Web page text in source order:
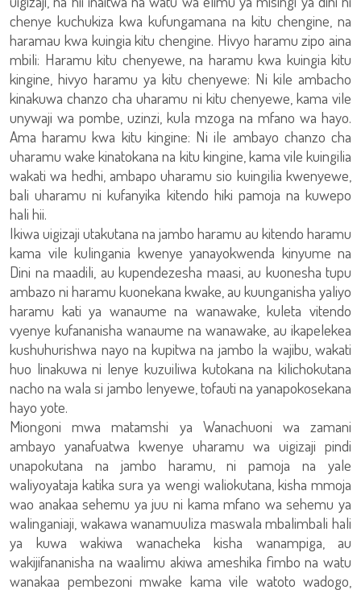
chenye kuchukiza kwa kufungamana na kitu chengine, na
haramau kwa kuingia kitu chengine. Hivyo haramu zipo aina
mbili: Haramu kitu chenyewe, na haramu kwa kuingia kitu
kingine, hivyo haramu ya kitu chenyewe: Ni kile ambacho
kinakuwa chanzo cha uharamu ni kitu chenyewe, kama vile
unywaji wa pombe, uzinzi, kula mzoga na mfano wa hayo.
Ama haramu kwa kitu kingine: Ni ile ambayo chanzo cha
uharamu wake kinatokana na kitu kingine, kama vile kuingilia
wakati wa hedhi, ambapo uharamu sio kuingilia kwenyewe,
bali uharamu ni kufanyika kitendo hiki pamoja na kuwepo
hali hii.
Ikiwa uigizaji utakutana na jambo haramu au kitendo haramu
kama vile kulingania kwenye yanayokwenda kinyume na
Dini na maadili, au kupendezesha maasi, au kuonesha tupu
ambazo ni haramu kuonekana kwake, au kuunganisha yaliyo
haramu kati ya wanaume na wanawake, kuleta vitendo
vyenye kufananisha wanaume na wanawake, au ikapelekea
kushuhurishwa nayo na kupitwa na jambo la wajibu, wakati
huo linakuwa ni lenye kuzuiliwa kutokana na kilichokutana
nacho na wala si jambo lenyewe, tofauti na yanapokosekana
hayo yote.
Miongoni mwa matamshi ya Wanachuoni wa zamani
ambayo yanafuatwa kwenye uharamu wa uigizaji pindi
unapokutana na jambo haramu, ni pamoja na yale
waliyoyataja katika sura ya wengi waliokutana, kisha mmoja
wao anakaa sehemu ya juu ni kama mfano wa sehemu ya
walinganiaji, wakawa wanamuuliza maswala mbalimbali hali
ya kuwa wakiwa wanacheka kisha wanampiga, au
wakijifananisha na waalimu akiwa ameshika fimbo na watu
wanakaa pembezoni mwake kama vile watoto wadogo,